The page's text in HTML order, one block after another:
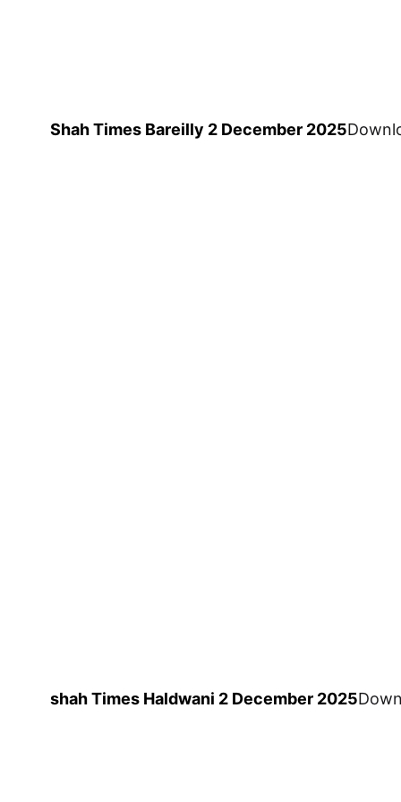
Shah Times Bareilly 2 December 2025
shah Times Haldwani 2 December 2025